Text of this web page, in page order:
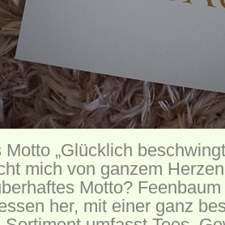
Motto „Glücklich
mich von ganzem
Motto?
her, mit einer ganz